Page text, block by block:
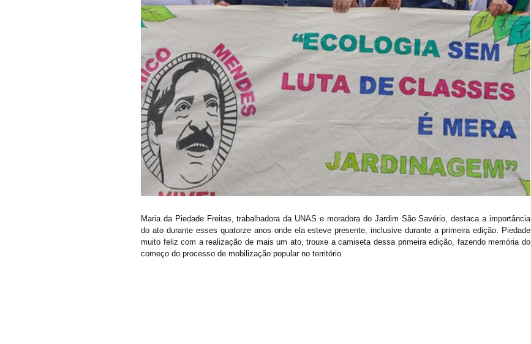
Maria da Piedade Freitas, trabalhadora da UNAS e moradora do Jardim São Savério, destaca a importância
do ato durante esses quatorze anos onde ela esteve presente, inclusive durante a primeira edição. Piedade
muito feliz com a realização de mais um ato, trouxe a camiseta dessa primeira edição, fazendo memória do
começo do processo de mobilização popular no território.